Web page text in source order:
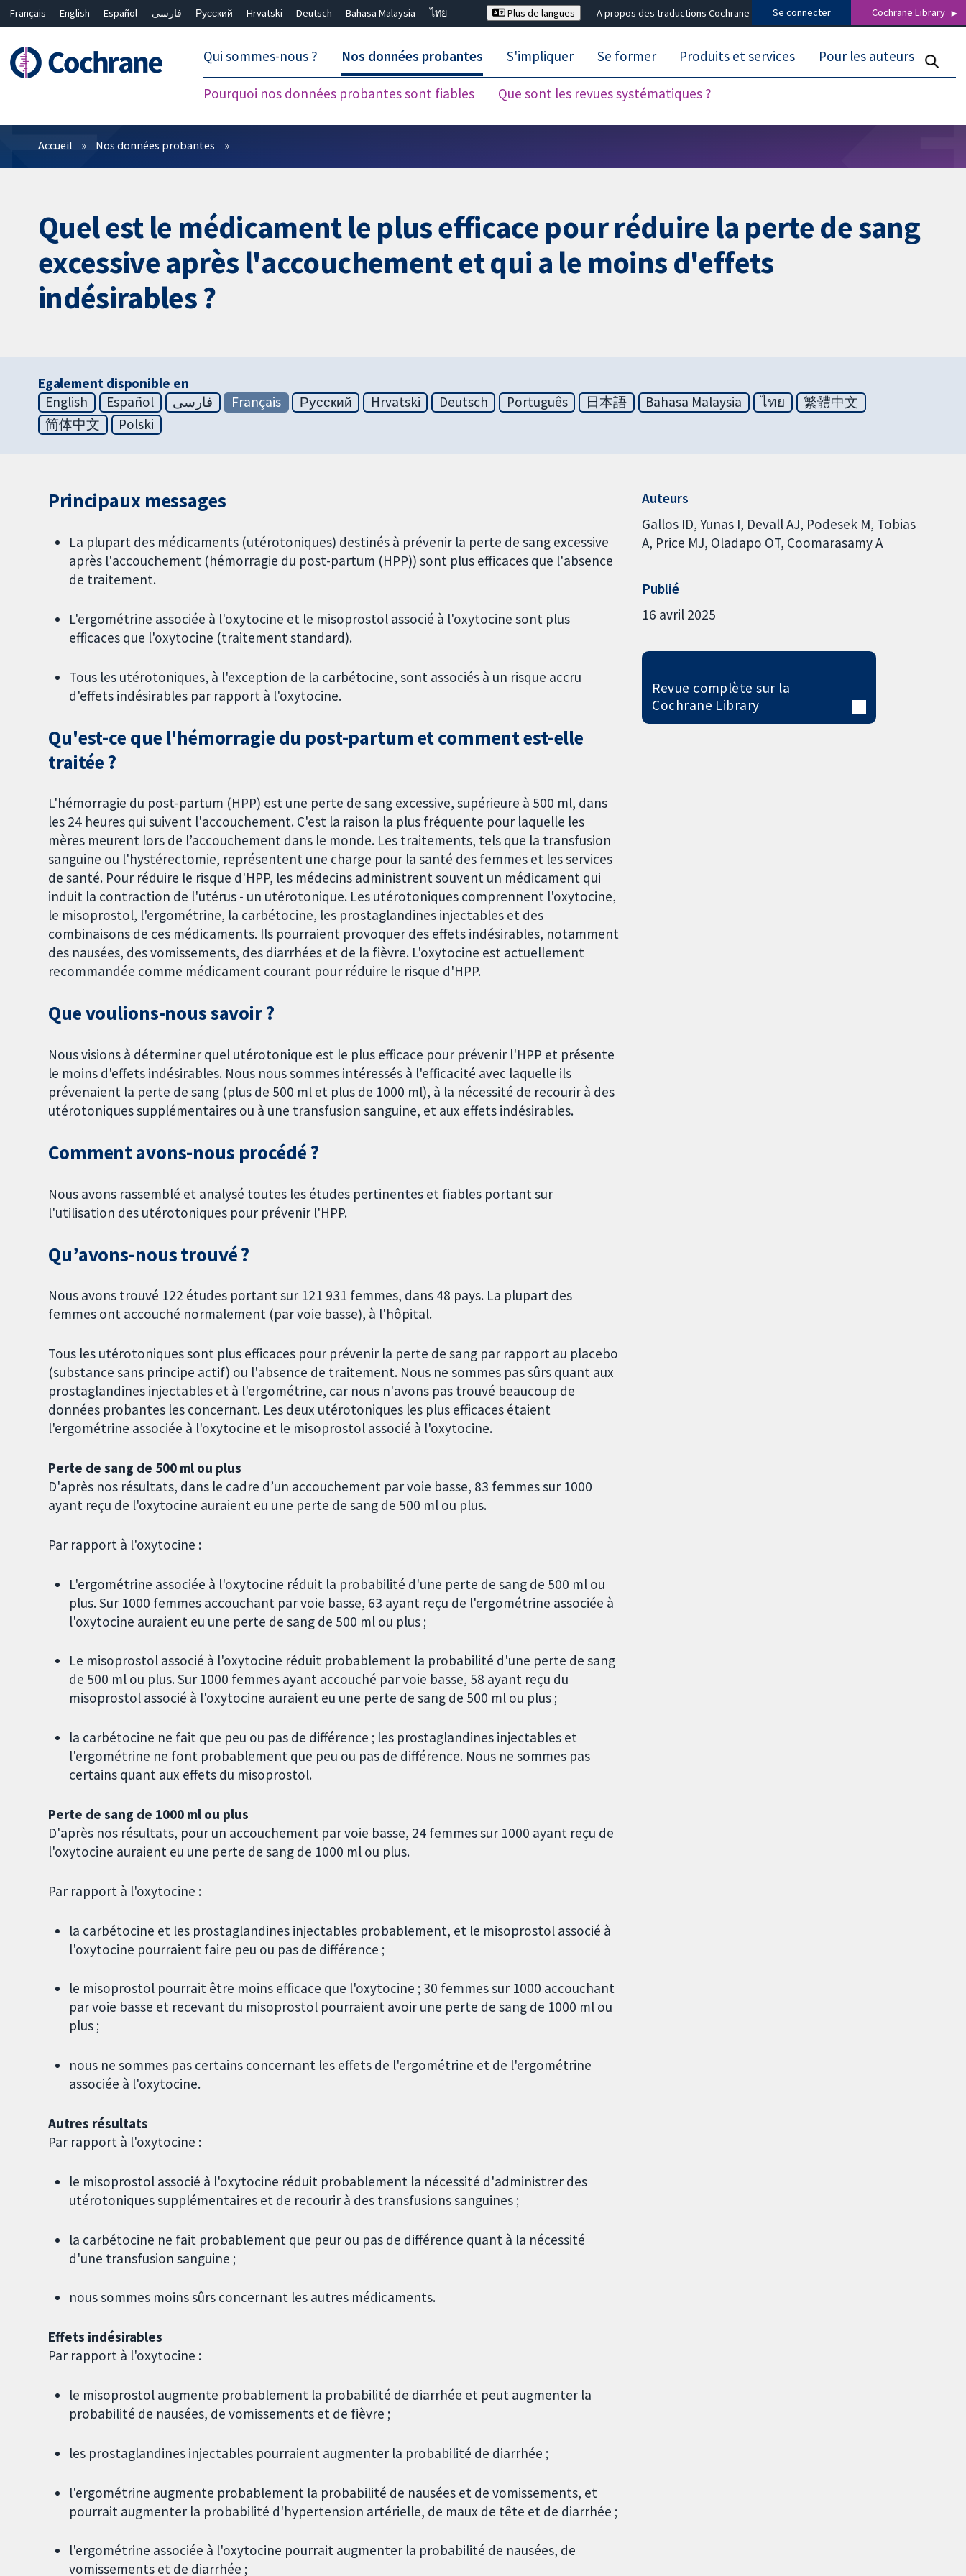
Français English Español فارسی Русский Hrvatski Deutsch Bahasa Malaysia
ไทย
Plus de langues A propos des traductions Cochrane Se connecter Cochrane Library
Qui sommes-nous ? Nos données probantes
Pourquoi nos données probantes sont fiables Que sont les revues systématiques ?
S'impliquer Se former Produits et services Pour les auteurs
Filtres
Accueil Nos données probantes
Quel est le médicament le plus efficace pour réduire la perte de sang
excessive après l'accouchement et qui a le moins d'effets
indésirables ?
Egalement disponible en
English
Español فارسی Français Русский Hrvatski Deutsch Português 日本語 Bahasa Malaysia ไทย
繁體中文
简体中文
Polski
Principaux messages
La plupart des médicaments (utérotoniques) destinés à prévenir la perte de sang excessive
après l'accouchement (hémorragie du post-partum (HPP)) sont plus efficaces que l'absence
de traitement.
L'ergométrine associée à l'oxytocine et le misoprostol associé à l'oxytocine sont plus
efficaces que l'oxytocine (traitement standard).
Tous les utérotoniques, à l'exception de la carbétocine, sont associés à un risque accru
d'effets indésirables par rapport à l'oxytocine.
Qu'est-ce que l'hémorragie du post-partum et comment est-elle
traitée ?
L'hémorragie du post-partum (HPP) est une perte de sang excessive, supérieure à 500 ml, dans
les 24 heures qui suivent l'accouchement. C'est la raison la plus fréquente pour laquelle les
mères meurent lors de l’accouchement dans le monde. Les traitements, tels que la transfusion
sanguine ou l'hystérectomie, représentent une charge pour la santé des femmes et les services
de santé. Pour réduire le risque d'HPP, les médecins administrent souvent un médicament qui
induit la contraction de l'utérus - un utérotonique. Les utérotoniques comprennent l'oxytocine,
le misoprostol, l'ergométrine, la carbétocine, les prostaglandines injectables et des
combinaisons de ces médicaments. Ils pourraient provoquer des effets indésirables, notamment
des nausées, des vomissements, des diarrhées et de la fièvre. L'oxytocine est actuellement
recommandée comme médicament courant pour réduire le risque d'HPP.
Que voulions‐nous savoir ?
Nous visions à déterminer quel utérotonique est le plus efficace pour prévenir l'HPP et présente
le moins d'effets indésirables. Nous nous sommes intéressés à l'efficacité avec laquelle ils
prévenaient la perte de sang (plus de 500 ml et plus de 1000 ml), à la nécessité de recourir à des
utérotoniques supplémentaires ou à une transfusion sanguine, et aux effets indésirables.
Comment avons-nous procédé ?
Nous avons rassemblé et analysé toutes les études pertinentes et fiables portant sur
l'utilisation des utérotoniques pour prévenir l'HPP.
Qu’avons-nous trouvé ?
Nous avons trouvé 122 études portant sur 121 931 femmes, dans 48 pays. La plupart des
femmes ont accouché normalement (par voie basse), à l'hôpital.
Tous les utérotoniques sont plus efficaces pour prévenir la perte de sang par rapport au placebo
(substance sans principe actif) ou l'absence de traitement. Nous ne sommes pas sûrs quant aux
prostaglandines injectables et à l'ergométrine, car nous n'avons pas trouvé beaucoup de
données probantes les concernant. Les deux utérotoniques les plus efficaces étaient
l'ergométrine associée à l'oxytocine et le misoprostol associé à l'oxytocine.
Perte de sang de 500 ml ou plus
D'après nos résultats, dans le cadre d’un accouchement par voie basse, 83 femmes sur 1000
ayant reçu de l'oxytocine auraient eu une perte de sang de 500 ml ou plus.
Par rapport à l'oxytocine :
L'ergométrine associée à l'oxytocine réduit la probabilité d'une perte de sang de 500 ml ou
plus. Sur 1000 femmes accouchant par voie basse, 63 ayant reçu de l'ergométrine associée à
l'oxytocine auraient eu une perte de sang de 500 ml ou plus ;
Le misoprostol associé à l'oxytocine réduit probablement la probabilité d'une perte de sang
de 500 ml ou plus. Sur 1000 femmes ayant accouché par voie basse, 58 ayant reçu du
misoprostol associé à l'oxytocine auraient eu une perte de sang de 500 ml ou plus ;
la carbétocine ne fait que peu ou pas de différence ; les prostaglandines injectables et
l'ergométrine ne font probablement que peu ou pas de différence. Nous ne sommes pas
certains quant aux effets du misoprostol.
Perte de sang de 1000 ml ou plus
D'après nos résultats, pour un accouchement par voie basse, 24 femmes sur 1000 ayant reçu de
l'oxytocine auraient eu une perte de sang de 1000 ml ou plus.
Par rapport à l'oxytocine :
la carbétocine et les prostaglandines injectables probablement, et le misoprostol associé à
l'oxytocine pourraient faire peu ou pas de différence ;
le misoprostol pourrait être moins efficace que l'oxytocine ; 30 femmes sur 1000 accouchant
par voie basse et recevant du misoprostol pourraient avoir une perte de sang de 1000 ml ou
plus ;
nous ne sommes pas certains concernant les effets de l'ergométrine et de l'ergométrine
associée à l'oxytocine.
Autres résultats
Par rapport à l'oxytocine :
le misoprostol associé à l'oxytocine réduit probablement la nécessité d'administrer des
utérotoniques supplémentaires et de recourir à des transfusions sanguines ;
la carbétocine ne fait probablement que peur ou pas de différence quant à la nécessité
d'une transfusion sanguine ;
nous sommes moins sûrs concernant les autres médicaments.
Effets indésirables
Par rapport à l'oxytocine :
le misoprostol augmente probablement la probabilité de diarrhée et peut augmenter la
probabilité de nausées, de vomissements et de fièvre ;
les prostaglandines injectables pourraient augmenter la probabilité de diarrhée ;
l'ergométrine augmente probablement la probabilité de nausées et de vomissements, et
pourrait augmenter la probabilité d'hypertension artérielle, de maux de tête et de diarrhée ;
l'ergométrine associée à l'oxytocine pourrait augmenter la probabilité de nausées, de
vomissements et de diarrhée ;
Auteurs
Gallos ID Yunas I Devall AJ Podesek M Tobias
A Price MJ Oladapo OT Coomarasamy A
Publié
16 avril 2025
Revue complète sur la
Cochrane Library